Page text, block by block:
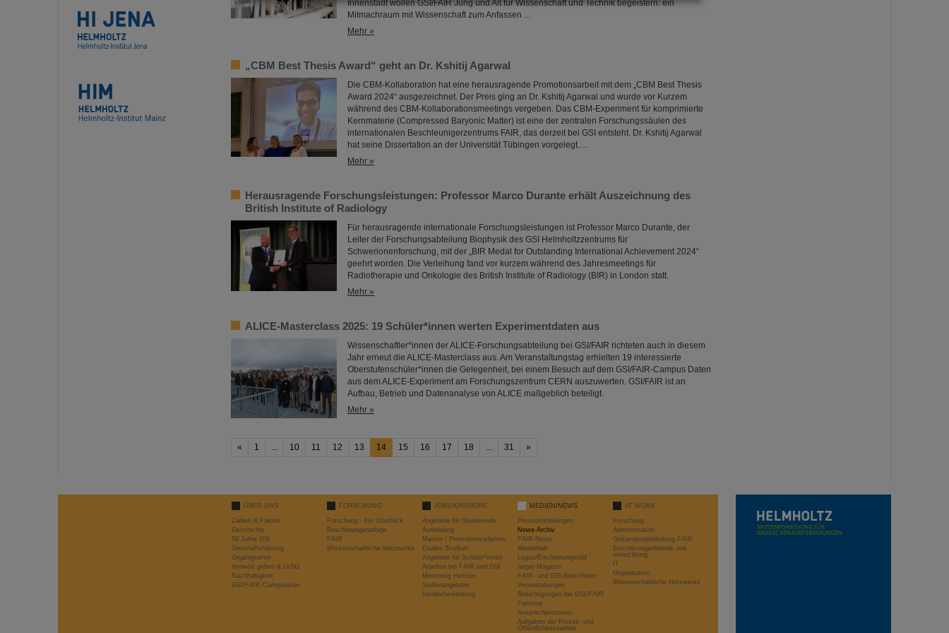
Innenstadt wollen GSI/FAIR Jung und Alt für Wissenschaft und Technik begeistern: ein
Mitmachraum mit Wissenschaft zum Anfassen ...
Mehr »
„CBM Best Thesis Award“ geht an Dr. Kshitij Agarwal
Die CBM-Kollaboration hat eine herausragende Promotionsarbeit mit dem „CBM Best Thesis
Award 2024“ ausgezeichnet. Der Preis ging an Dr. Kshitij Agarwal und wurde vor Kurzem
während des CBM-Kollaborationsmeetings vergeben. Das CBM-Experiment für komprimierte
Kernmaterie (Compressed Baryonic Matter) ist eine der zentralen Forschungssäulen des
internationalen Beschleunigerzentrums FAIR, das derzeit bei GSI entsteht. Dr. Kshitij Agarwal
hat seine Dissertation an der Universität Tübingen vorgelegt.…
Mehr »
Herausragende Forschungsleistungen: Professor Marco Durante erhält Auszeichnung des
British Institute of Radiology
Für herausragende internationale Forschungsleistungen ist Professor Marco Durante, der
Leiter der Forschungsabteilung Biophysik des GSI Helmholtzzentrums für
Schwerionenforschung, mit der „BIR Medal for Outstanding International Achievement 2024“
geehrt worden. Die Verleihung fand vor kurzem während des Jahresmeetings für
Radiotherapie und Onkologie des British Institute of Radiology (BIR) in London statt.
Mehr »
ALICE-Masterclass 2025: 19 Schüler*innen werten Experimentdaten aus
Wissenschaftler*innen der ALICE-Forschungsabteilung bei GSI/FAIR richteten auch in diesem
Jahr erneut die ALICE-Masterclass aus. Am Veranstaltungstag erhielten 19 interessierte
Oberstufenschüler*innen die Gelegenheit, bei einem Besuch auf dem GSI/FAIR-Campus Daten
aus dem ALICE-Experiment am Forschungszentrum CERN auszuwerten. GSI/FAIR ist an
Aufbau, Betrieb und Datenanalyse von ALICE maßgeblich beteiligt.
Mehr »
« 1 ... 10 11 12 13 14 15 16 17 18 ... 31 »
ÜBER UNS
Zahlen & Fakten
Geschichte
50 Jahre GSI
Geschäftsführung
Organigramm
Hinweis geben & LkSG
Nachhaltigkeit
GSI/FAIR-Campusplan
FORSCHUNG
Forschung - Ein Überblick
Beschleunigeranlage
FAIR
Wissenschaftliche Netzwerke
JOBS/KARRIERE
Angebote für Studierende
Ausbildung
Master / Promotionsarbeiten
Duales Studium
Angebote für Schüler*innen
Arbeiten bei FAIR und GSI
Mentoring Hessen
Stellenangebote
Initiativbewerbung
MEDIEN/NEWS
Pressemitteilungen
News-Archiv
FAIR-News
Mediathek
Logos/Erscheinungsbild
target-Magazin
FAIR- und GSI-Broschüren
Veranstaltungen
Besichtigungen bei GSI/FAIR
Fanshop
Ansprechpersonen
Aufgaben der Presse- und
Öffentlichkeitsarbeit
AT WORK
Forschung
Administration
Gesamtprojektleitung FAIR
Beschleunigerbetrieb und -
entwicklung
IT
Organisation
Wissenschaftliche Netzwerke